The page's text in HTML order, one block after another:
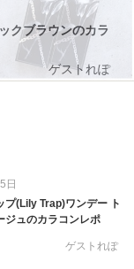
クブラウンのカラ
ゲストれぽ
日
プ(Lily Trap)ワンデー ト
ジュのカラコンレポ
ゲストれぽ